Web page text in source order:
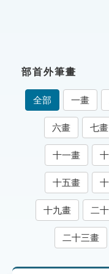
成語故事
索引選單
知識索引
單字索引
生命大百科索引
遊戲專區
貓頭鷹博士
部首外筆畫
全部 一畫
六畫 七畫
十一畫
十五畫
十九畫 二
二十三畫